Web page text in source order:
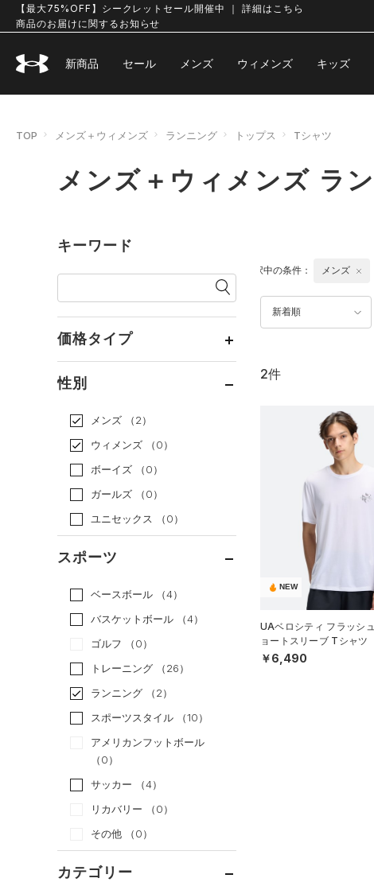
【最大75%OFF】シークレットセール開催中 ｜ 詳細はこちら
商品のお届けに関するお知らせ
新商品 セール メンズ ウィメンズ キッズ
TOP メンズ＋ウィメンズ ランニング トップス Tシャツ
メンズ＋ウィメンズ ラ
キーワード
価格タイプ
性別
メンズ
（2）
ウィメンズ
（0）
ボーイズ
（0）
ガールズ
（0）
ユニセックス
（0）
スポーツ
ベースボール
（4）
バスケットボール
（4）
ゴルフ
（0）
トレーニング
（26）
ランニング
（2）
スポーツスタイル
（10）
アメリカンフットボール
（0）
サッカー
（4）
リカバリー
（0）
その他
（0）
カテゴリー
新着順
選択中の条件： メンズ
2件
NEW
UAベロシティ フラッシ
ョートスリーブ Tシャツ
MEN）
￥6,490